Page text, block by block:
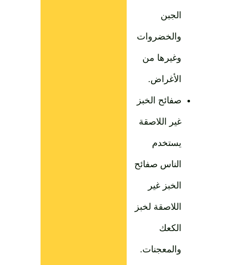
الجبن
والخضروات
وغيرها من
الأغراض.
صفائح الخبز
غير اللاصقة
يستخدم
الناس صفائح
الخبز غير
اللاصقة لخبز
الكعك
والمعجنات.